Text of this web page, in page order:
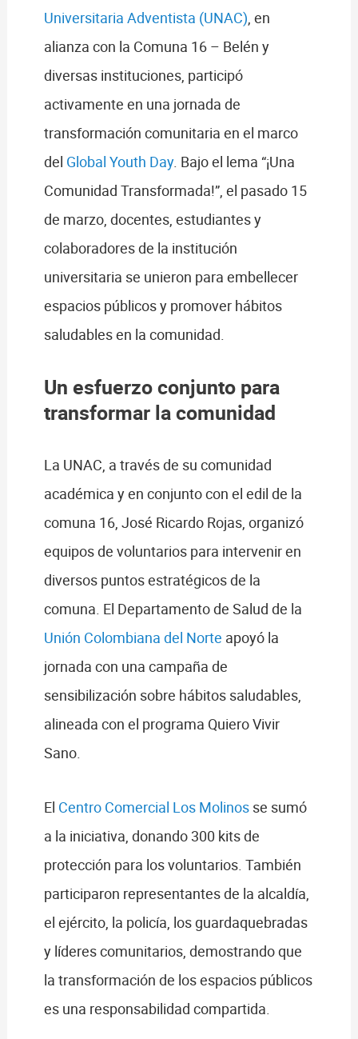
Universitaria Adventista (UNAC), en
alianza con la Comuna 16 – Belén y
diversas instituciones, participó
activamente en una jornada de
transformación comunitaria en el marco
del Global Youth Day. Bajo el lema “¡Una
Comunidad Transformada!”, el pasado 15
de marzo, docentes, estudiantes y
colaboradores de la institución
universitaria se unieron para embellecer
espacios públicos y promover hábitos
saludables en la comunidad.
Un esfuerzo conjunto para
transformar la comunidad
La UNAC, a través de su comunidad
académica y en conjunto con el edil de la
comuna 16, José Ricardo Rojas, organizó
equipos de voluntarios para intervenir en
diversos puntos estratégicos de la
comuna. El Departamento de Salud de la
Unión Colombiana del Norte apoyó la
jornada con una campaña de
sensibilización sobre hábitos saludables,
alineada con el programa Quiero Vivir
Sano.
El Centro Comercial Los Molinosse sumó
a la iniciativa, donando 300 kits de
protección para los voluntarios. También
participaron representantes de la alcaldía,
el ejército, la policía, los guardaquebradas
y líderes comunitarios, demostrando que
la transformación de los espacios públicos
es una responsabilidad compartida.